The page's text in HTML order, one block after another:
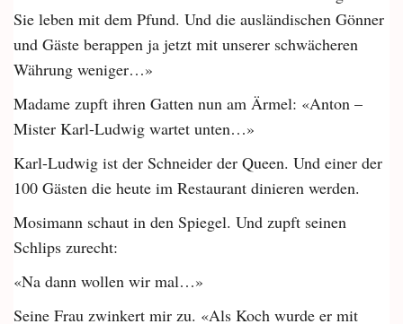
Sie leben mit dem Pfund. Und die ausländischen Gönner
und Gäste berappen ja jetzt mit unserer schwächeren
Währung weniger…»
Madame zupft ihren Gatten nun am Ärmel: «Anton –
Mister Karl-Ludwig wartet unten…»
Karl-Ludwig ist der Schneider der Queen. Und einer der
100 Gästen die heute im Restaurant dinieren werden.
Mosimann schaut in den Spiegel. Und zupft seinen
Schlips zurecht:
«Na dann wollen wir mal…»
Seine Frau zwinkert mir zu. «Als Koch wurde er mit